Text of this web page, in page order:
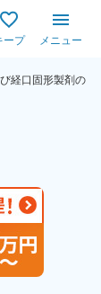
ープ メニュー
経口固形製剤の
固